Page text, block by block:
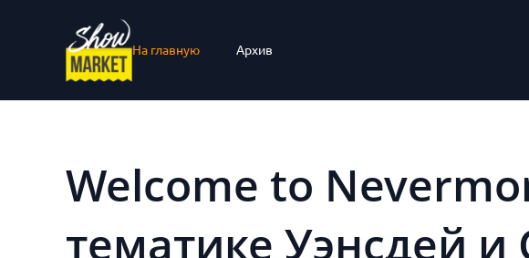
На главную Архив
Welcome to
тематике Уэнсдей